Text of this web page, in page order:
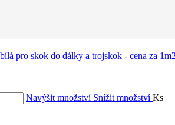
Navýšit množství Snížit množstvíKs